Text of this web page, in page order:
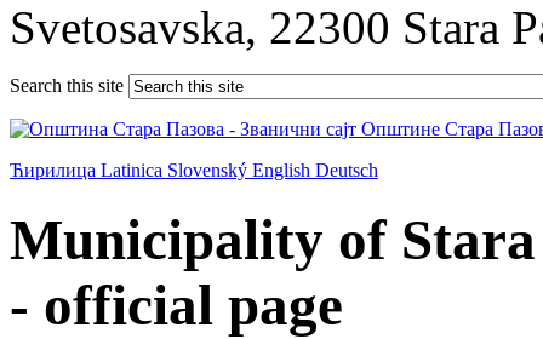
Svetosavska, 22300 Stara
Search this site
Ћирилица Latinica Slovenský English Deutsch
Municipality of Stara
- official page